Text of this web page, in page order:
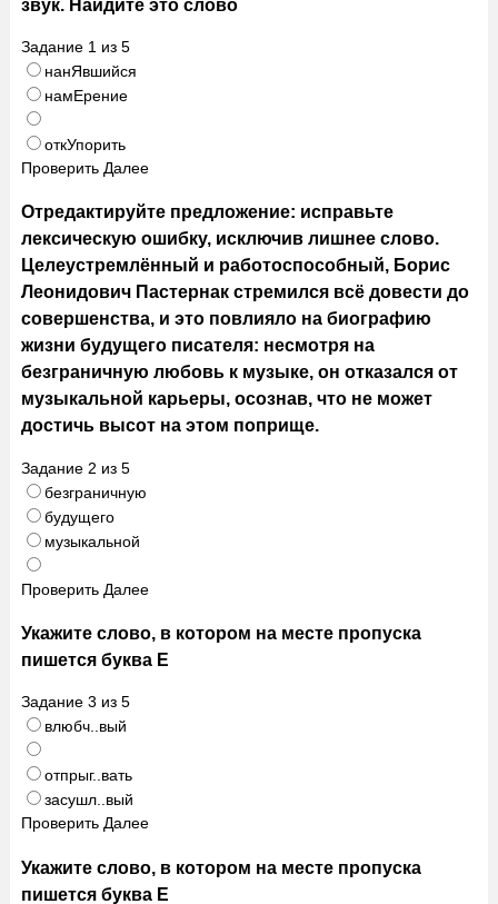
звук. Найдите это слово
Задание 1 из 5
нанЯвшийся
намЕрение
откУпорить
Проверить Далее
Отредактируйте предложение: исправьте
лексическую ошибку, исключив лишнее слово.
Целеустремлённый и работоспособный, Борис
Леонидович Пастернак стремился всё довести до
совершенства, и это повлияло на биографию
жизни будущего писателя: несмотря на
безграничную любовь к музыке, он отказался от
музыкальной карьеры, осознав, что не может
достичь высот на этом поприще.
Задание 2 из 5
безграничную
будущего
музыкальной
Проверить Далее
Укажите слово, в котором на месте пропуска
пишется буква Е
Задание 3 из 5
влюбч..вый
отпрыг..вать
засушл..вый
Проверить Далее
Укажите слово, в котором на месте пропуска
пишется буква Е